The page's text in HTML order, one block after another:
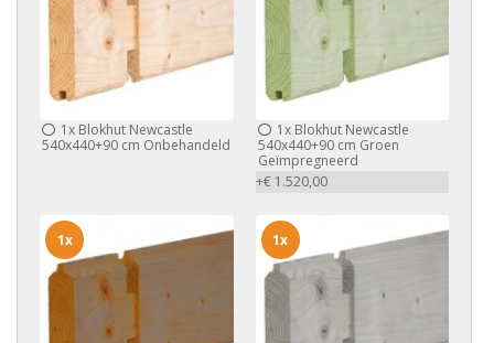
1x Blokhut Newcastle
540x440+90 cm Onbehandeld
1xBlokhut Newcastle
540x440+90 cm Groen
Geïmpregneerd
+€ 1.520,00
1x 1x